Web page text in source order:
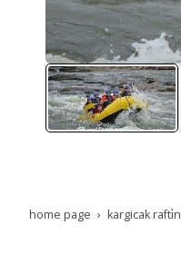
home page kargicak rafti̇ng